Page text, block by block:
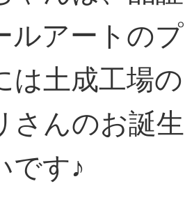
ルアートの
は土成工場
さんのお誕
です♪